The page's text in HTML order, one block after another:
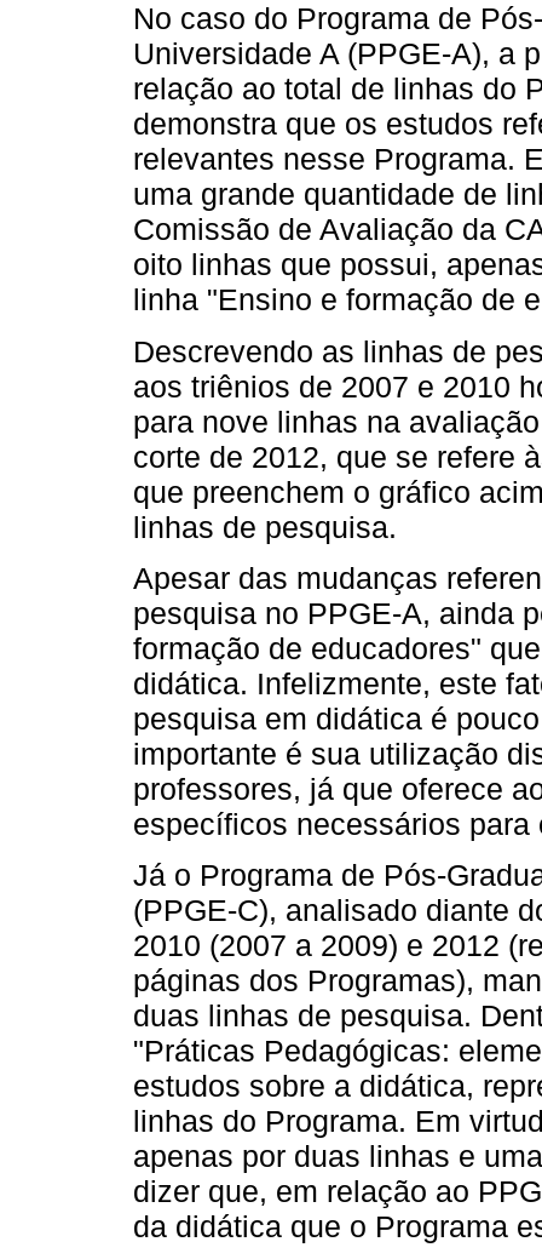
No caso do Programa de
Universidade A (PPGE-A), a
relação ao total de linhas do
demonstra que os estudos
relevantes nesse Programa.
uma grande quantidade de
Comissão de Avaliação da
oito linhas que possui,
linha "Ensino e formação de
Descrevendo as linhas de
aos triênios de 2007 e 2010
para nove linhas na
corte de 2012, que se refere
que preenchem o gráfico
linhas de pesquisa.
Apesar das mudanças
pesquisa no PPGE-A, ainda
formação de educadores"
didática. Infelizmente, este
pesquisa em didática é
importante é sua utilização
professores, já que oferece
específicos necessários
Já o Programa de Pós-
(PPGE-C), analisado diante
2010 (2007 a 2009) e 2012
páginas dos Programas),
duas linhas de pesquisa.
"Práticas Pedagógicas:
estudos sobre a didática,
linhas do Programa. Em
apenas por duas linhas e
dizer que, em relação ao
da didática que o Programa